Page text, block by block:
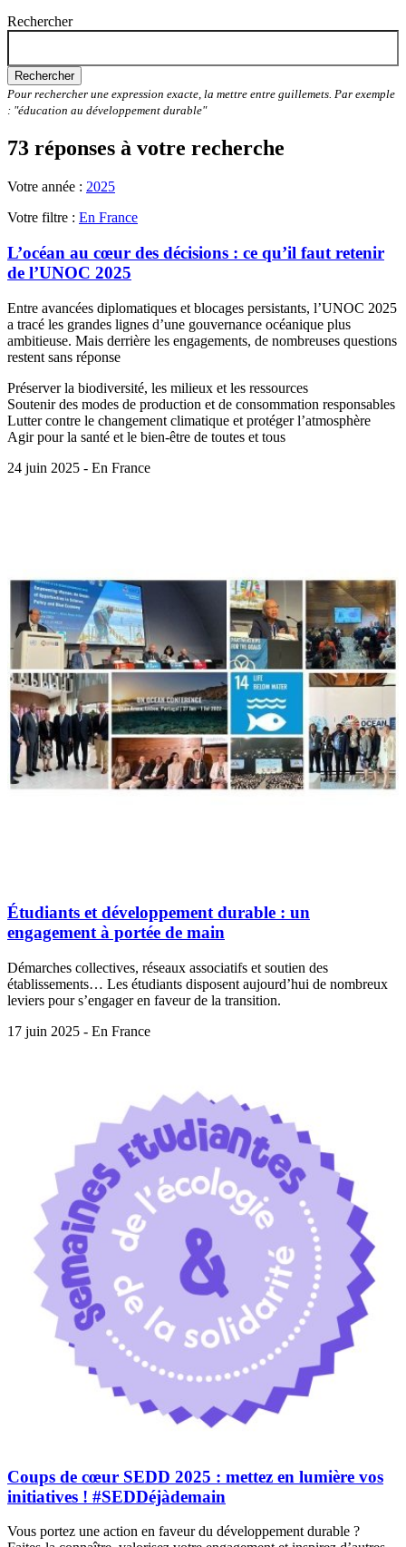
Rechercher
Rechercher
Pour rechercher une expression exacte, la mettre entre guillemets. Par exemple
: "éducation au développement durable"
73 réponses à votre recherche
Votre année : 2025
Votre filtre : En France
L’océan au cœur des décisions : ce qu’il faut retenir
de l’UNOC 2025
Entre avancées diplomatiques et blocages persistants, l’UNOC 2025
a tracé les grandes lignes d’une gouvernance océanique plus
ambitieuse. Mais derrière les engagements, de nombreuses questions
restent sans réponse
Préserver la biodiversité, les milieux et les ressources
Soutenir des modes de production et de consommation responsables
Lutter contre le changement climatique et protéger l’atmosphère
Agir pour la santé et le bien-être de toutes et tous
24 juin 2025 - En France
Étudiants et développement durable : un
engagement à portée de main
Démarches collectives, réseaux associatifs et soutien des
établissements… Les étudiants disposent aujourd’hui de nombreux
leviers pour s’engager en faveur de la transition.
17 juin 2025 - En France
Coups de cœur SEDD 2025 : mettez en lumière vos
initiatives ! #SEDDéjàdemain
Vous portez une action en faveur du développement durable ?